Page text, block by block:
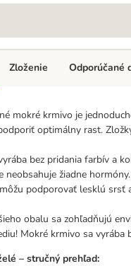
mokré krmivo je
optimálny rast.
bez pridania farbív a
neobsahuje žiadne
môžu podporovať lesklú srsť
obalu sa zohľadňujú
Mokré krmivo sa vyrába
– stručný prehľad:
Zloženie Odporúčané